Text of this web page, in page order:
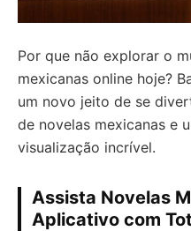
Por que não explorar o
mexicanas online hoje?
um novo jeito de se
de novelas mexicanas e
visualização incrível.
Assista Novelas
Aplicativo com